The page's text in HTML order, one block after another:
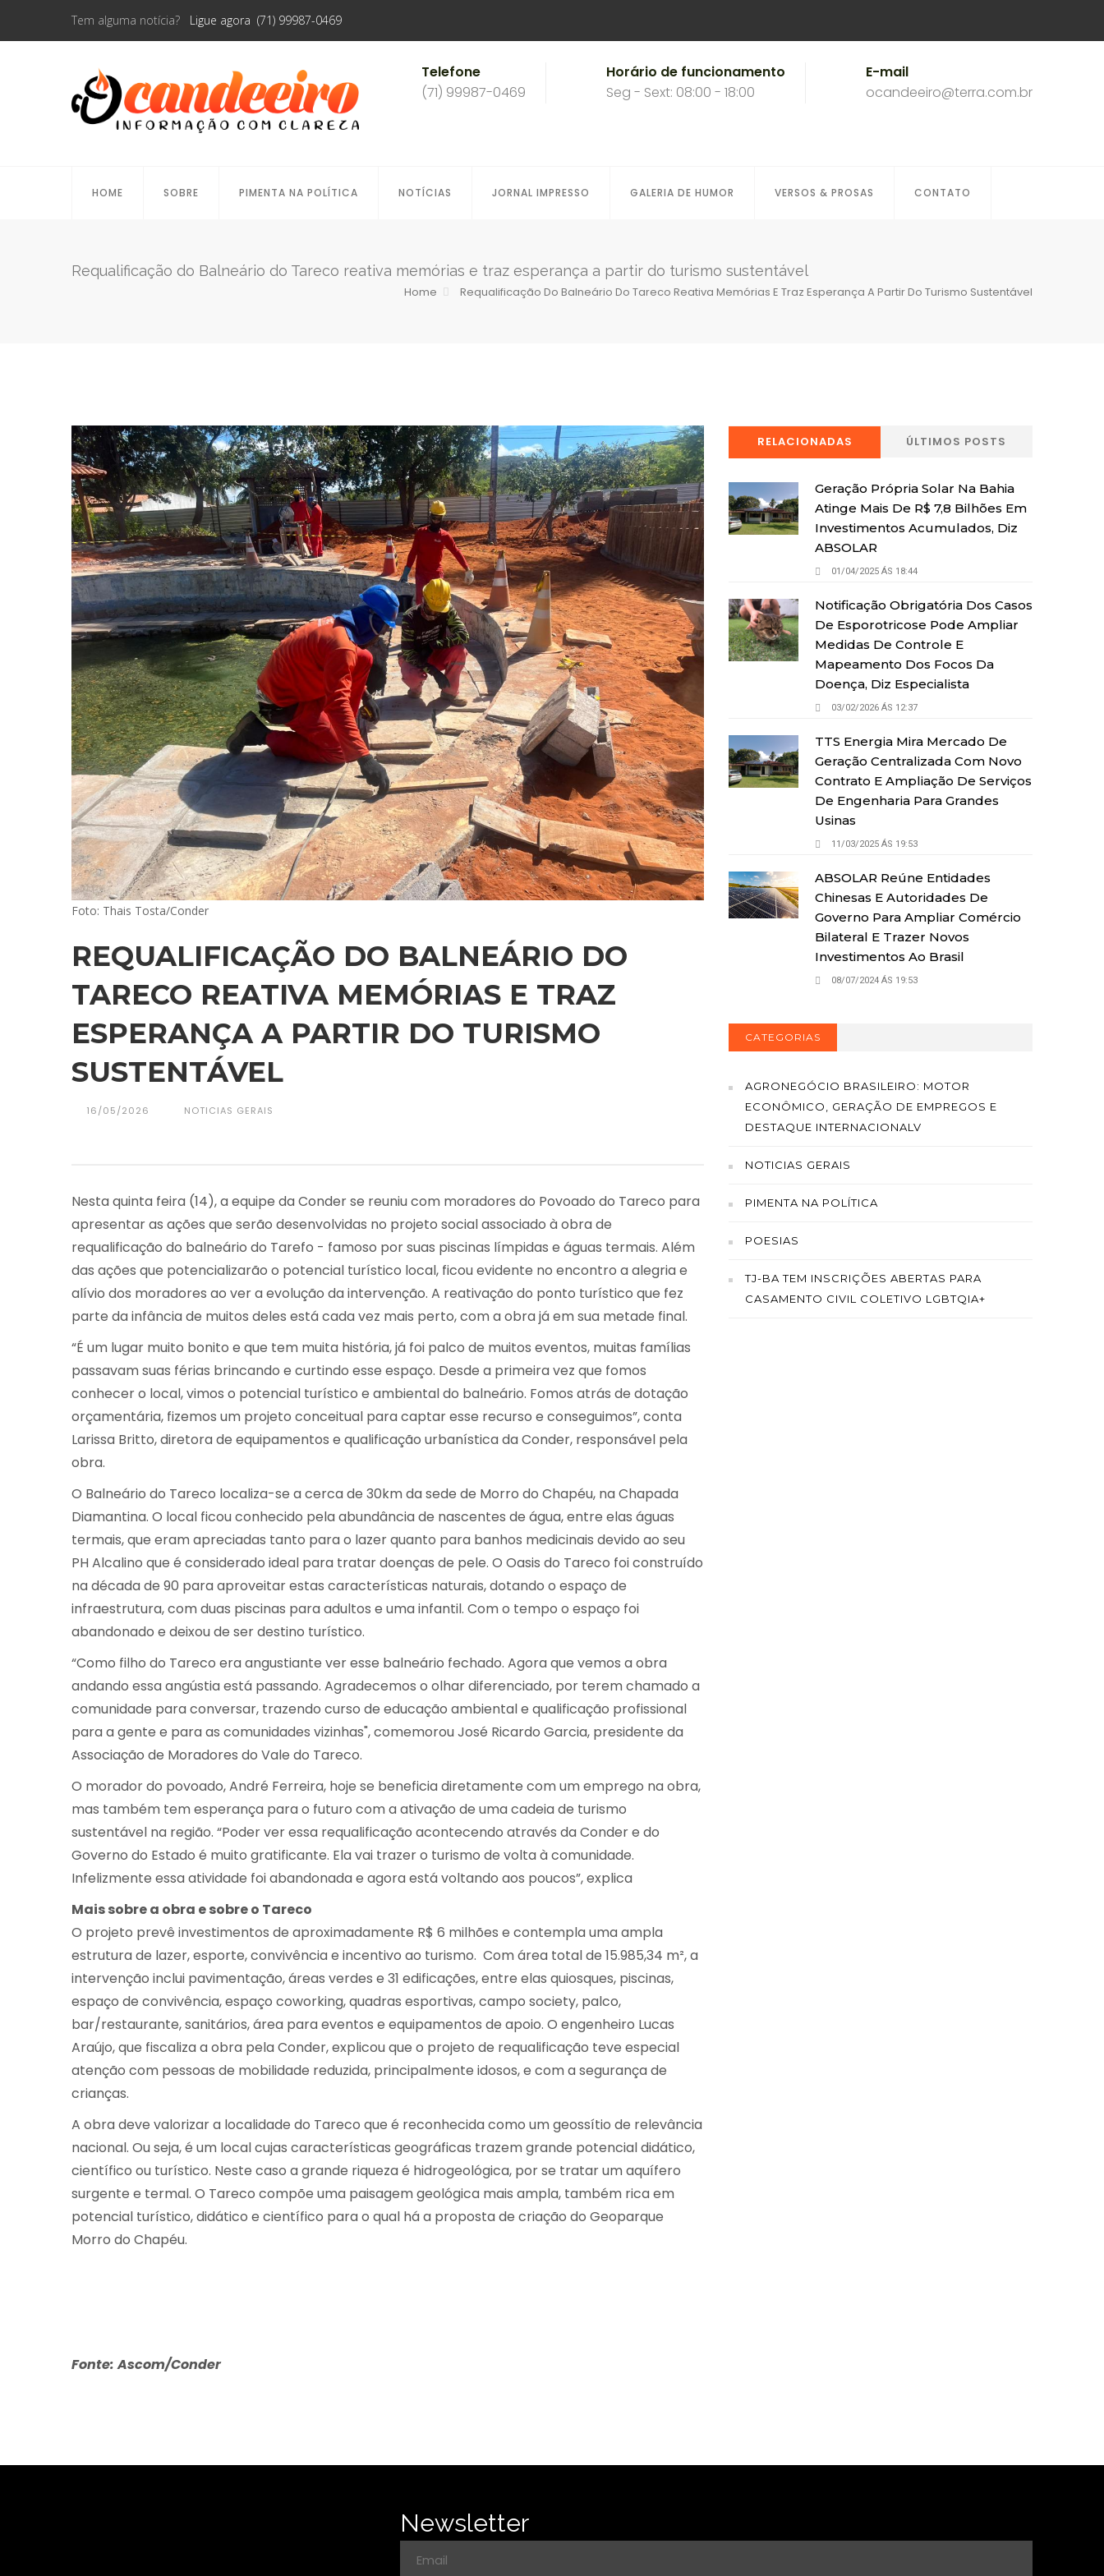
Tem alguma notícia? Ligue agora (71) 99987-0469
Telefone
(71) 99987-0469
Horário de funcionamento
Seg - Sext: 08:00 - 18:00
E-mail
ocandeeiro@terra.com.br
HOME SOBRE PIMENTA NA POLÍTICA NOTÍCIAS JORNAL IMPRESSO GALERIA DE HUMOR VERSOS & PROSAS CONTATO
Requalificação do Balneário do Tareco reativa memórias e traz esperança a partir do turismo sustentável
Home Requalificação Do Balneário Do Tareco Reativa Memórias E Traz Esperança A Partir Do Turismo Sustentável
Foto: Thais Tosta/Conder
REQUALIFICAÇÃO DO BALNEÁRIO DO
TARECO REATIVA MEMÓRIAS E TRAZ
ESPERANÇA A PARTIR DO TURISMO
SUSTENTÁVEL
16/05/2026 NOTICIAS GERAIS
Nesta quinta feira (14), a equipe da Conder se reuniu com moradores do Povoado do Tareco para
apresentar as ações que serão desenvolvidas no projeto social associado à obra de
requalificação do balneário do Tarefo - famoso por suas piscinas límpidas e águas termais. Além
das ações que potencializarão o potencial turístico local, ficou evidente no encontro a alegria e
alívio dos moradores ao ver a evolução da intervenção. A reativação do ponto turístico que fez
parte da infância de muitos deles está cada vez mais perto, com a obra já em sua metade final.
“É um lugar muito bonito e que tem muita história, já foi palco de muitos eventos, muitas famílias
passavam suas férias brincando e curtindo esse espaço. Desde a primeira vez que fomos
conhecer o local, vimos o potencial turístico e ambiental do balneário. Fomos atrás de dotação
orçamentária, fizemos um projeto conceitual para captar esse recurso e conseguimos”, conta
Larissa Britto, diretora de equipamentos e qualificação urbanística da Conder, responsável pela
obra.
O Balneário do Tareco localiza-se a cerca de 30km da sede de Morro do Chapéu, na Chapada
Diamantina. O local ficou conhecido pela abundância de nascentes de água, entre elas águas
termais, que eram apreciadas tanto para o lazer quanto para banhos medicinais devido ao seu
PH Alcalino que é considerado ideal para tratar doenças de pele. O Oasis do Tareco foi construído
na década de 90 para aproveitar estas características naturais, dotando o espaço de
infraestrutura, com duas piscinas para adultos e uma infantil. Com o tempo o espaço foi
abandonado e deixou de ser destino turístico.
“Como filho do Tareco era angustiante ver esse balneário fechado. Agora que vemos a obra
andando essa angústia está passando. Agradecemos o olhar diferenciado, por terem chamado a
comunidade para conversar, trazendo curso de educação ambiental e qualificação profissional
para a gente e para as comunidades vizinhas", comemorou José Ricardo Garcia, presidente da
Associação de Moradores do Vale do Tareco.
O morador do povoado, André Ferreira, hoje se beneficia diretamente com um emprego na obra,
mas também tem esperança para o futuro com a ativação de uma cadeia de turismo
sustentável na região. “Poder ver essa requalificação acontecendo através da Conder e do
Governo do Estado é muito gratificante. Ela vai trazer o turismo de volta à comunidade.
Infelizmente essa atividade foi abandonada e agora está voltando aos poucos”, explica
Mais sobre a obra e sobre o Tareco
O projeto prevê investimentos de aproximadamente R$ 6 milhões e contempla uma ampla
estrutura de lazer, esporte, convivência e incentivo ao turismo. Com área total de 15.985,34 m², a
intervenção inclui pavimentação, áreas verdes e 31 edificações, entre elas quiosques, piscinas,
espaço de convivência, espaço coworking, quadras esportivas, campo society, palco,
bar/restaurante, sanitários, área para eventos e equipamentos de apoio. O engenheiro Lucas
Araújo, que fiscaliza a obra pela Conder, explicou que o projeto de requalificação teve especial
atenção com pessoas de mobilidade reduzida, principalmente idosos, e com a segurança de
crianças.
A obra deve valorizar a localidade do Tareco que é reconhecida como um geossítio de relevância
nacional. Ou seja, é um local cujas características geográficas trazem grande potencial didático,
científico ou turístico. Neste caso a grande riqueza é hidrogeológica, por se tratar um aquífero
surgente e termal. O Tareco compõe uma paisagem geológica mais ampla, também rica em
potencial turístico, didático e científico para o qual há a proposta de criação do Geoparque
Morro do Chapéu.
Fonte: Ascom/Conder
RELACIONADAS ÚLTIMOS POSTS
Geração Própria Solar Na Bahia
Atinge Mais De R$ 7,8 Bilhões Em
Investimentos Acumulados, Diz
ABSOLAR
01/04/2025 ÁS 18:44
Notificação Obrigatória Dos Casos
De Esporotricose Pode Ampliar
Medidas De Controle E
Mapeamento Dos Focos Da
Doença, Diz Especialista
03/02/2026 ÁS 12:37
TTS Energia Mira Mercado De
Geração Centralizada Com Novo
Contrato E Ampliação De Serviços
De Engenharia Para Grandes
Usinas
11/03/2025 ÁS 19:53
ABSOLAR Reúne Entidades
Chinesas E Autoridades De
Governo Para Ampliar Comércio
Bilateral E Trazer Novos
Investimentos Ao Brasil
08/07/2024 ÁS 19:53
CATEGORIAS
AGRONEGÓCIO BRASILEIRO: MOTOR
ECONÔMICO, GERAÇÃO DE EMPREGOS E
DESTAQUE INTERNACIONALV
NOTICIAS GERAIS
PIMENTA NA POLÍTICA
POESIAS
TJ-BA TEM INSCRIÇÕES ABERTAS PARA
CASAMENTO CIVIL COLETIVO LGBTQIA+
Newsletter